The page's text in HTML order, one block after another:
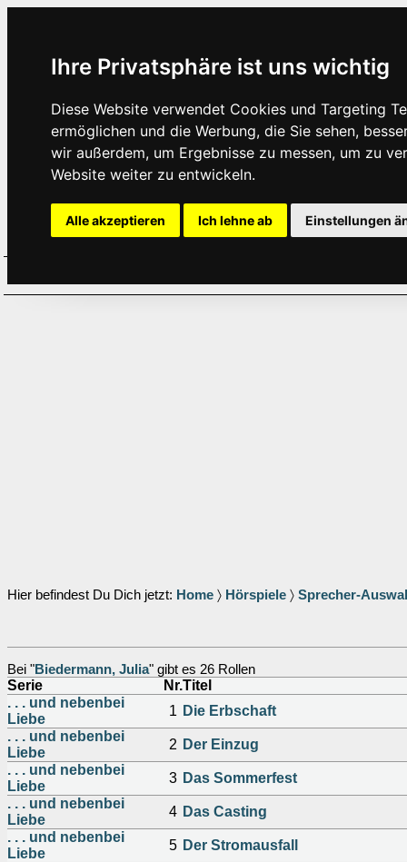
Ihre Privatsphäre ist uns wichtig
Diese Website verwendet Cookies und Targeting
ermöglichen und die Werbung, die Sie sehen,
wir außerdem, um Ergebnisse zu messen, um zu
Website weiter zu entwickeln.
Alle akzeptieren Ich lehne ab Einstellungen
Hier befindest Du Dich jetzt: Home 〉 Hörspiele 〉 Sprecher-
Bei "Biedermann, Julia" gibt es 26 Rollen
Serie Nr.Titel
. . . und nebenbei
Liebe
1 Die Erbschaft
. . . und nebenbei
Liebe
2 Der Einzug
. . . und nebenbei
Liebe
3 Das Sommerfest
. . . und nebenbei
Liebe
4 Das Casting
. . . und nebenbei
Liebe
5 Der Stromausfall